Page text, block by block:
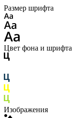
Размер шрифта
Цвет фона и шрифта
Изображения